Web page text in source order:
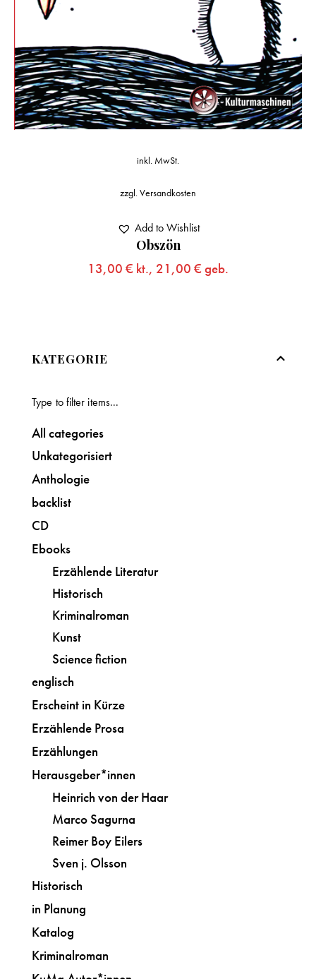
Obszön
13,00 € kt., 21,00 € geb.
inkl. MwSt.
zzgl.Versandkosten
Add to Wishlist
KATEGORIE
All categories
Unkategorisiert
Anthologie
backlist
CD
Ebooks
Erzählende Literatur
Historisch
Kriminalroman
Kunst
Science fiction
englisch
Erscheint in Kürze
Erzählende Prosa
Erzählungen
Herausgeber*innen
Heinrich von der Haar
Marco Sagurna
Reimer Boy Eilers
Sven j. Olsson
Historisch
in Planung
Katalog
Kriminalroman